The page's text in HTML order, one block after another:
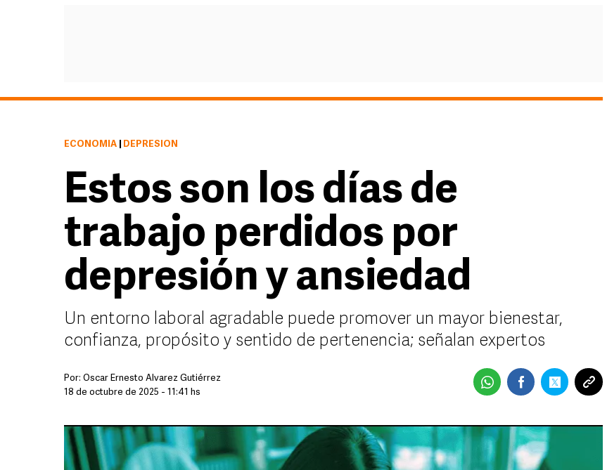
ECONOMÍA DEPRESIÓN
Estos son los días de
trabajo perdidos por
depresión y ansiedad
Un entorno laboral agradable puede promover un mayor bienestar,
confianza, propósito y sentido de pertenencia; señalan expertos
Por: Óscar Ernesto Álvarez Gutiérrez
18 de octubre de 2025 - 11:41 hs